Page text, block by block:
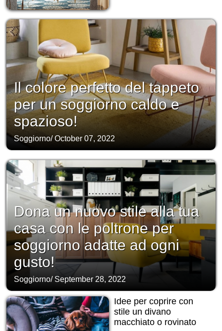
Il colore perfetto del tappeto
per un soggiorno caldo e
spazioso!
Soggiorno/October 07, 2022
Dona un nuovo stile alla tua
casa con le poltrone per
soggiorno adatte ad ogni
gusto!
Soggiorno/ September 28, 2022
Idee per coprire con
stile un divano
macchiato o rovinato